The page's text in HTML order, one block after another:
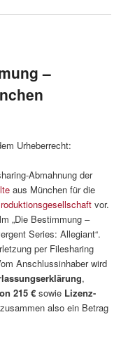
–
Urheberrecht:
Abmahnung der
aus München für die
vor.
„Die Bestimmung –
Series: Allegiant“.
per Filesharing
Anschlussinhaber wird
,
215 € sowie Lizenz-
also ein Betrag